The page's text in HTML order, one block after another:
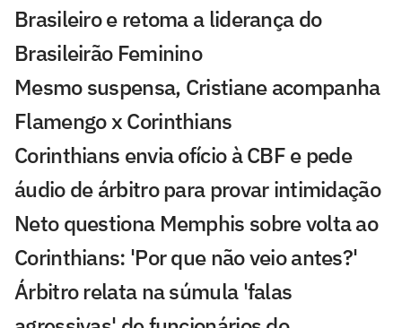
Brasileiro e retoma a liderança do
Brasileirão Feminino
Mesmo suspensa, Cristiane acompanha
Flamengo x Corinthians
Corinthians envia ofício à CBF e pede
áudio de árbitro para provar intimidação
Neto questiona Memphis sobre volta ao
Corinthians: 'Por que não veio antes?'
Árbitro relata na súmula 'falas